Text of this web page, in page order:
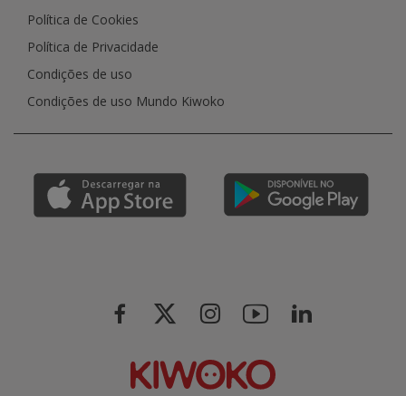
Política de Cookies
Política de Privacidade
Condições de uso
Condições de uso Mundo Kiwoko